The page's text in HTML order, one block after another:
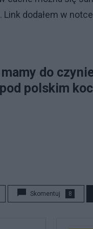
dodałem w
do
polskim
Skomentuj 8